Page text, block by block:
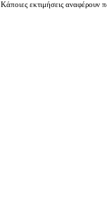
Κάποιες εκτιμήσεις αναφέρουν